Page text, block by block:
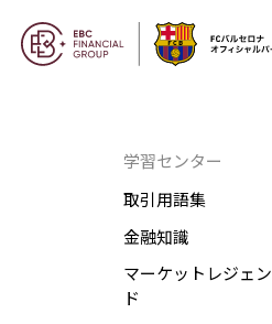
学習センター
取引用語集
金融知識
マーケットレジェン
ド